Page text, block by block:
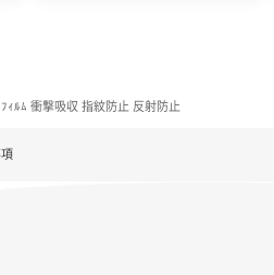
ﾌｨﾙﾑ 衝撃吸収 指紋防止 反射防止